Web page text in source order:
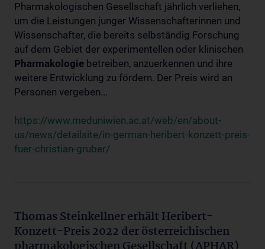
Pharmakologischen Gesellschaft jährlich verliehen,
um die Leistungen junger Wissenschafterinnen und
Wissenschafter, die bereits selbständig Forschung
auf dem Gebiet der experimentellen oder klinischen
Pharmakologie betreiben, anzuerkennen und ihre
weitere Entwicklung zu fördern. Der Preis wird an
Personen vergeben...
https://www.meduniwien.ac.at/web/en/about-
us/news/detailsite/in-german-heribert-konzett-preis-
fuer-christian-gruber/
Thomas Steinkellner erhält Heribert-
Konzett-Preis 2022 der österreichischen